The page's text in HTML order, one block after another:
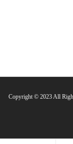
Copyright © 2023 All